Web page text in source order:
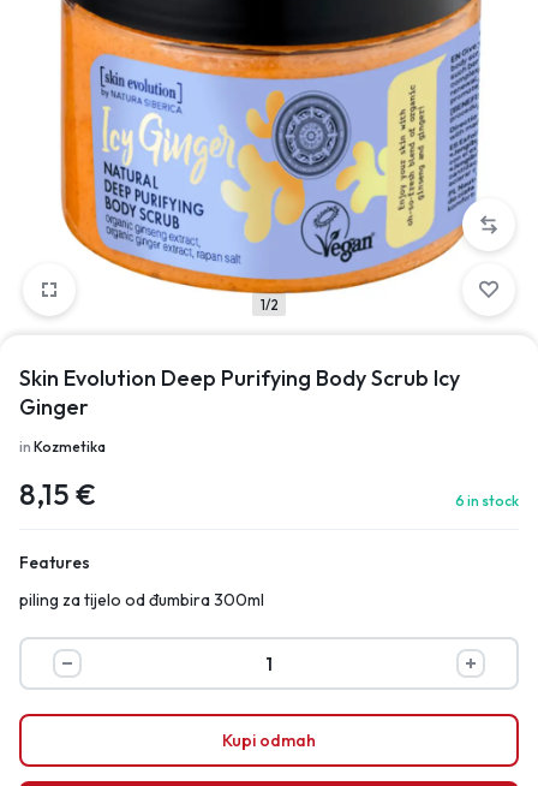
Sign in
1/2
Skin Evolution Deep Purifying Body Scrub Icy
Ginger
in Kozmetika
8,15 € 6 in stock
Features
piling za tijelo od đumbira 300ml
Kupi odmah